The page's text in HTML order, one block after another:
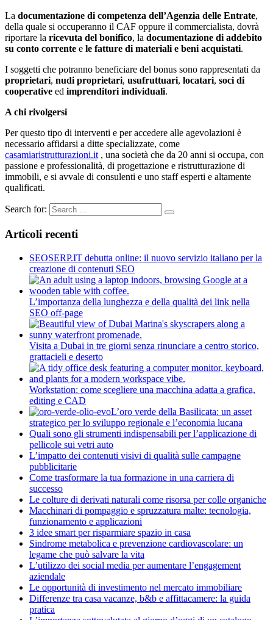
La documentazione di competenza dell’Agenzia delle Entrate,
della quale si occuperanno il CAF oppure il commercialista, dovrà
riportare la ricevuta del bonifico, la documentazione di addebito
su conto corrente e le fatture di materiali e beni acquistati.
I soggetti che potranno beneficiare del bonus sono rappresentati da
proprietari, nudi proprietari, usufruttuari, locatari, soci di
cooperative ed imprenditori individuali.
A chi rivolgersi
Per questo tipo di interventi e per accedere alle agevolazioni è
necessario affidarsi a ditte specializzate, come
casamiaristrutturazioni.it , una società che da 20 anni si occupa, con
passione e professionalità, di progettazione e ristrutturazione di
immobili, e si avvale di consulenti e uno staff esperti e altamente
qualificati.
Search for:
Articoli recenti
SEOSERP.IT debutta online: il nuovo servizio italiano per la
creazione di contenuti SEO
L’importanza della lunghezza e della qualità dei link nella
SEO off-page
Visita a Dubai in tre giorni senza rinunciare a centro storico,
grattacieli e deserto
Workstation: come scegliere una macchina adatta a grafica,
editing e CAD
L’oro verde della Basilicata: un asset
strategico per lo sviluppo regionale e l’economia lucana
Quali sono gli strumenti indispensabili per l’applicazione di
pellicole sui vetri auto
L’impatto dei contenuti visivi di qualità sulle campagne
pubblicitarie
Come trasformare la tua formazione in una carriera di
successo
Le colture di derivati naturali come risorsa per colle organiche
Macchinari di pompaggio e spruzzatura malte: tecnologia,
funzionamento e applicazioni
3 idee smart per risparmiare spazio in casa
Sindrome metabolica e prevenzione cardiovascolare: un
legame che può salvare la vita
L’utilizzo dei social media per aumentare l’engagement
aziendale
Le opportunità di investimento nel mercato immobiliare
Differenze tra casa vacanze, b&b e affittacamere: la guida
pratica